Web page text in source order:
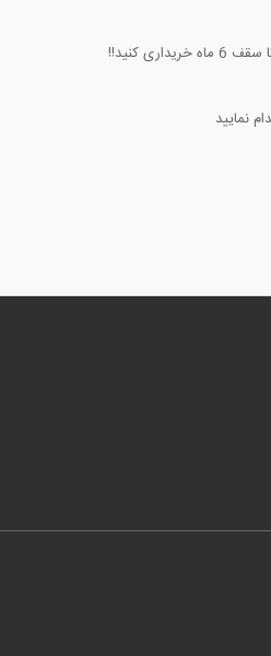
کنید!!
نمایید